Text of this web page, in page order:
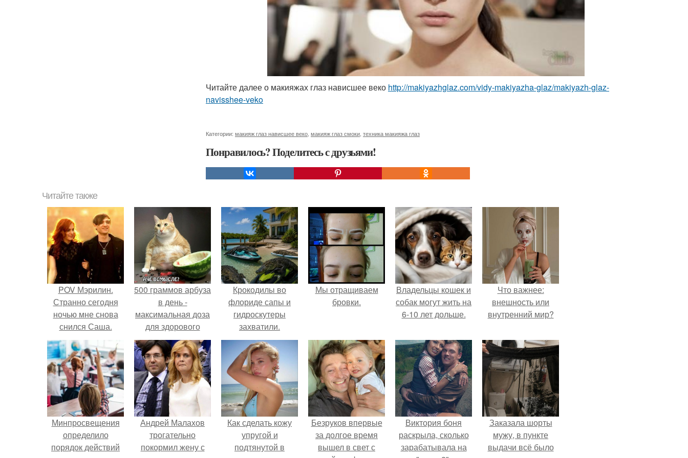
Читайте далее о макияжах глаз нависшее веко http://makiyazhglaz.com/vidy-makiyazha-glaz/makiyazh-glaz-
navisshee-veko
Категории: макияж глаз нависшее веко макияж глаз смоки техника макияжа глаз
Понравилось? Поделитесь с друзьями!
Читайте также
POV Мэрилин.
Странно сегодня
ночью мне снова
снился Саша.
500 граммов арбуза
в день -
максимальная доза
для здорового
взрослого,
предупредили
врачи.
Крокодилы во
флориде сапы и
гидроскутеры
захватили.
Мы отращиваем
бровки.
Владельцы кошек и
собак могут жить на
6-10 лет дольше.
Что важнее:
внешность или
внутренний мир?
Минпросвещения
определило
порядок действий
Андрей Малахов
трогательно
покормил жену с
Как сделать кожу
упругой и
подтянутой в
Безруков впервые
за долгое время
вышел в свет с
Виктория боня
раскрыла, сколько
зарабатывала на
Заказала шорты
мужу, в пункте
выдачи всё было